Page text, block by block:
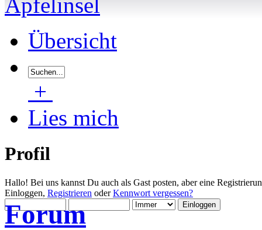
Übersicht
+
Lies mich
Profil
Hallo! Bei uns kannst Du auch als Gast posten, aber eine
Einloggen, Registrieren oderKennwort vergessen?
Forum